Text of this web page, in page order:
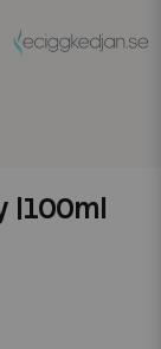
|100ml